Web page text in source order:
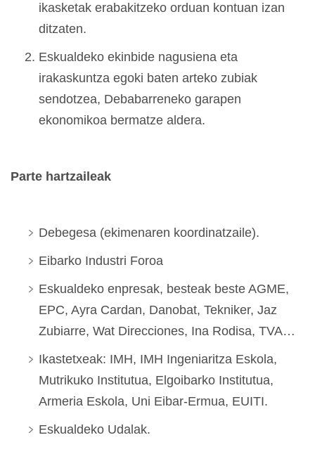
ikasketak erabakitzeko orduan kontuan izan
ditzaten.
Eskualdeko ekinbide nagusiena eta
irakaskuntza egoki baten arteko zubiak
sendotzea, Debabarreneko garapen
ekonomikoa bermatze aldera.
Parte hartzaileak
Debegesa (ekimenaren koordinatzaile).
Eibarko Industri Foroa
Eskualdeko enpresak, besteak beste AGME,
EPC, Ayra Cardan, Danobat, Tekniker, Jaz
Zubiarre, Wat Direcciones, Ina Rodisa, TVA…
Ikastetxeak: IMH, IMH Ingeniaritza Eskola,
Mutrikuko Institutua, Elgoibarko Institutua,
Armeria Eskola, Uni Eibar-Ermua, EUITI.
Eskualdeko Udalak.